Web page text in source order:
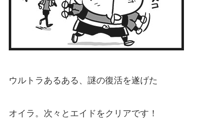
ウルトラあるある、謎の復活を遂げた
オイラ。次々とエイドをクリアです！